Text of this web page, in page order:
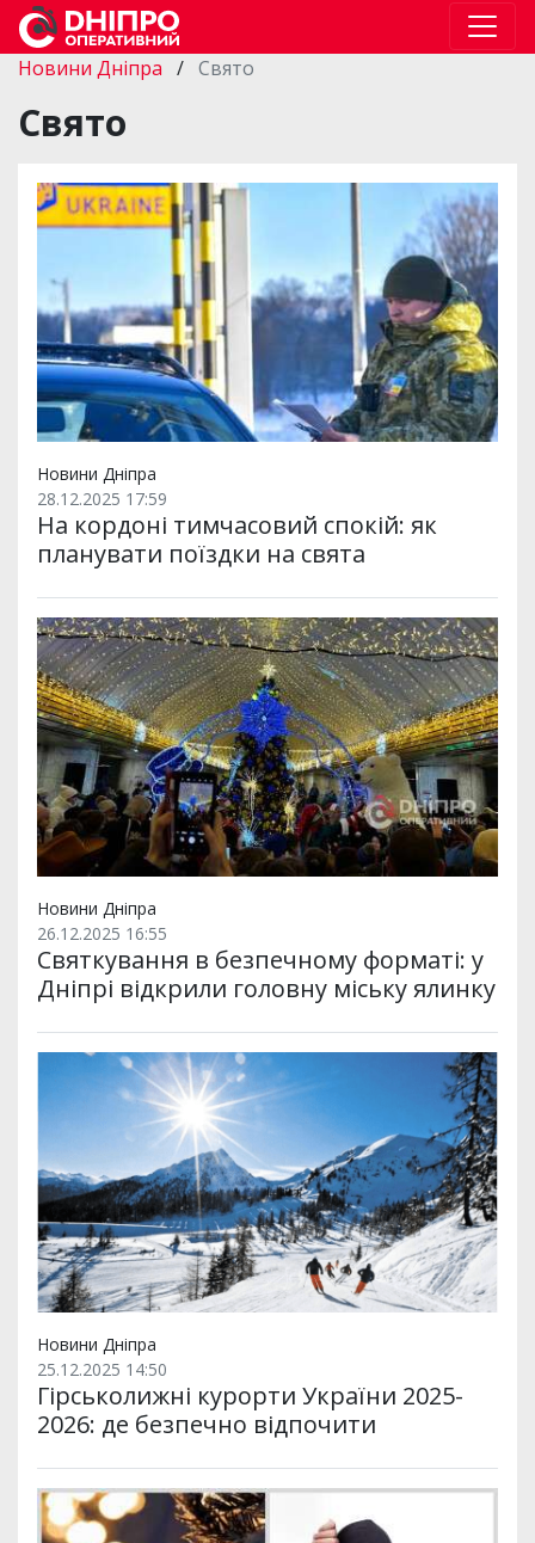
Новини Дніпра / Свято
Свято
Новини Дніпра
28.12.2025 17:59
На кордоні тимчасовий спокій: як
планувати поїздки на свята
Новини Дніпра
26.12.2025 16:55
Святкування в безпечному форматі: у
Дніпрі відкрили головну міську ялинку
Новини Дніпра
25.12.2025 14:50
Гірськолижні курорти України 2025-
2026: де безпечно відпочити